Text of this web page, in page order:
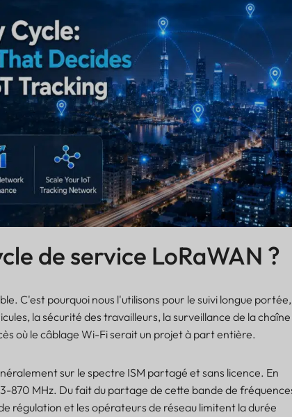
de service LoRaWAN ?
C'est pourquoi nous l'utilisons pour le suivi longue portée,
la sécurité des travailleurs, la surveillance de la chaîne
où le câblage Wi-Fi serait un projet à part entière.
sur le spectre ISM partagé et sans licence. En
870 MHz. Du fait du partage de cette bande de
régulation et les opérateurs de réseau limitent la durée